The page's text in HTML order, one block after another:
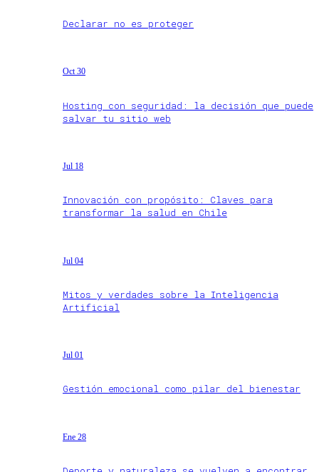
Declarar no es proteger
Oct 30
Hosting con seguridad: la decisión que puede
salvar tu sitio web
Jul 18
Innovación con propósito: Claves para
transformar la salud en Chile
Jul 04
Mitos y verdades sobre la Inteligencia
Artificial
Jul 01
Gestión emocional como pilar del bienestar
Ene 28